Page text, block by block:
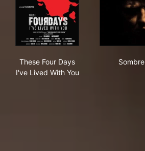
These Four Days
I've Lived With You
Sombre